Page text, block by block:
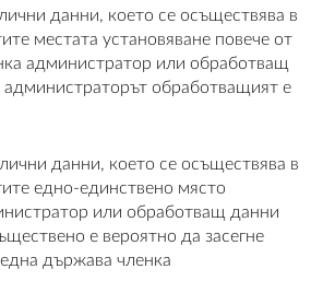
данни, което се осъществява в
местата установяване повече от
администратор или обработващ
обработващият е
данни, което се осъществява в
едно-единствено място
или обработващ данни
е вероятно да засегне
държава членка